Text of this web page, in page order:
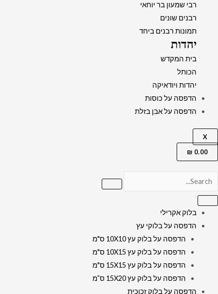
רבי שמעון בר יוחאי
רבנים שונים
תמונות רבנים ביחד
יהדות
בית המקדש
הכותל
יהדות ויודאיקה
הדפסה על כוסות
הדפסה על אבן בזלת
X
0.00
₪
בלוק אקרילי
הדפסה על בלוקי עץ
הדפסה על בלוק עץ 10X10 ס"מ
הדפסה על בלוק עץ 10X15 ס"מ
הדפסה על בלוק עץ 15X15 ס"מ
הדפסה על בלוק עץ 15X20 ס”מ
הדפסה על בלוק זכוכית